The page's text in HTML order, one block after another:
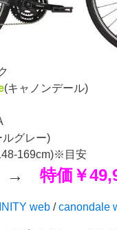
(キャノンデール)
ルグレー)
169cm)※目安
→ 特価￥
web /canondale